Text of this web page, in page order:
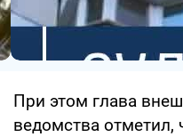
При этом глава
ведомства отметил,